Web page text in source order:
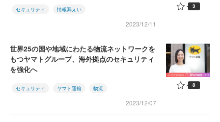
セキュリティ 情報漏えい
2023/12/11
3
世界25の国や地域にわたる物流ネットワークを
もつヤマトグループ、海外拠点のセキュリティ
を強化へ
セキュリティ ヤマト運輸 物流
2023/12/07
8